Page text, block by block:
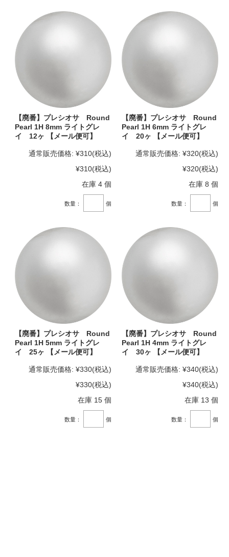
【廃番】プレシオサ Round
Pearl 1H 8mm ライトグレ
イ 12ヶ 【メール便可】
通常販売価格: ¥310(税込)
¥310(税込)
在庫 4 個
数量： 個
【廃番】プレシオサ Round
Pearl 1H 6mm ライトグレ
イ 20ヶ 【メール便可】
通常販売価格: ¥320(税込)
¥320(税込)
在庫 8 個
数量： 個
【廃番】プレシオサ Round
Pearl 1H 5mm ライトグレ
イ 25ヶ 【メール便可】
通常販売価格: ¥330(税込)
¥330(税込)
在庫 15 個
数量： 個
【廃番】プレシオサ Round
Pearl 1H 4mm ライトグレ
イ 30ヶ 【メール便可】
通常販売価格: ¥340(税込)
¥340(税込)
在庫 13 個
数量： 個